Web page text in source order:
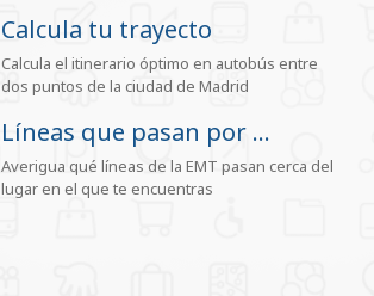
Calcula tu trayecto
Calcula el itinerario óptimo en autobús entre
dos puntos de la ciudad de Madrid
Líneas que pasan por ...
Averigua qué líneas de la EMT pasan cerca del
lugar en el que te encuentras